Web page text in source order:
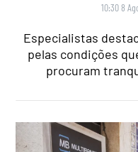
10:30 8
Especialistas
pelas condições
procuram